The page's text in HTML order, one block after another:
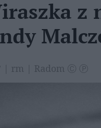
z
| rm | Radom Ⓒ Ⓟ